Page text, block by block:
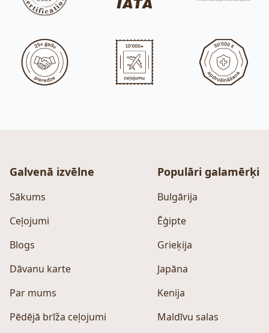
Galvenā izvēlne
Sākums
Ceļojumi
Blogs
Dāvanu karte
Par mums
Pēdējā brīža ceļojumi
Populāri galamērķi
Bulgārija
Ēģipte
Grieķija
Japāna
Kenija
Maldīvu salas